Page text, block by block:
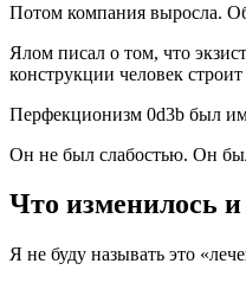
Потом компания выросла.
Ялом писал о том, что
конструкции человек
Перфекционизм 0d3b был
Он не был слабостью. Он
Что изменилось
Я не буду называть это